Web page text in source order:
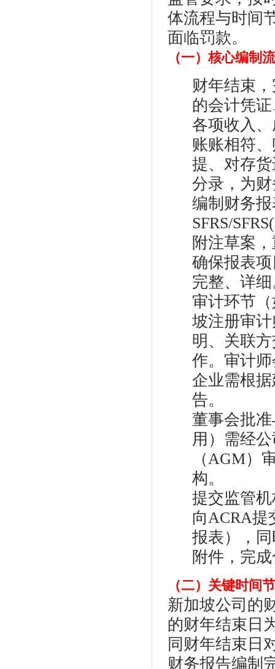
体流程与时间
面临罚款。
（一）核心编制
财年结束
的会计凭
各项收入
账账相符
提、对存
分录，为
编制财务
SFRS/
附注草案
确保报表
完整、详
审计环节
坡注册审
明、关联
作。审计
企业需根
告。
董事会批
用）需经
（AGM）
构。
提交监管
向ACRA提
报表），
附件，完
（二）关键时间
新加坡公司的
的财年结束日
同财年结束日
财务报告编制